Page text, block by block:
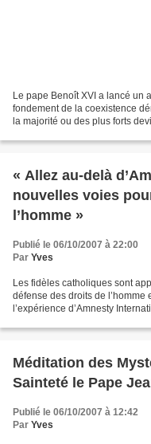
Le pape Benoît XVI a lancé un
fondement de la coexistence
la majorité ou des plus forts
« Allez au-delà
nouvelles voies
l’homme »
Publié le 06/10/2007 à 22:00
Par Yves
Les fidèles catholiques sont
défense des droits de
l’expérience d’Amnesty
Méditation des
Sainteté le Pape
Publié le 06/10/2007 à 12:42
Par Yves